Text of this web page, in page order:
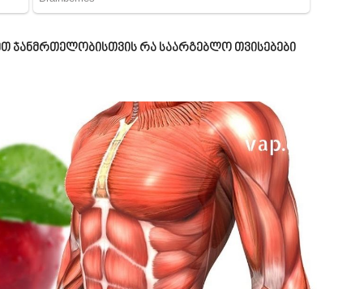
ჯანმრთელობისთვის რა საარგებლო თვისებები